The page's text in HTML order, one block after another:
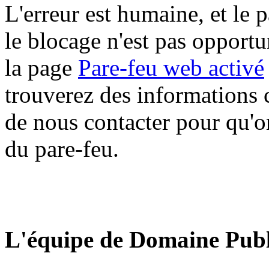
L'erreur est humaine, et le
le blocage n'est pas
la page Pare-feu web activé
trouverez des informations
de nous contacter pour
du pare-feu.
L'équipe de Domaine